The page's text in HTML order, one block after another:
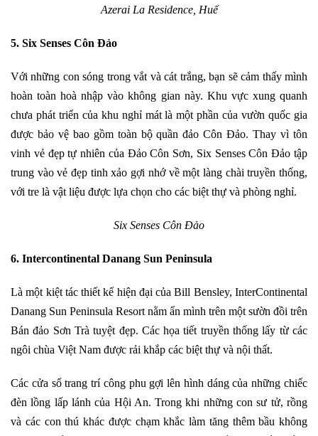
Azerai La Residence, Huế
5. Six Senses Côn Đảo
Với những con sóng trong vắt và cát trắng, bạn sẽ cảm thấy mình
hoàn toàn hoà nhập vào không gian này. Khu vực xung quanh
chưa phát triển của khu nghỉ mát là một phần của vườn quốc gia
được bảo vệ bao gồm toàn bộ quần đảo Côn Đảo. Thay vì tôn
vinh vẻ đẹp tự nhiên của Đảo Côn Sơn, Six Senses Côn Đảo tập
trung vào vẻ đẹp tinh xảo gợi nhớ về một làng chài truyền thống,
với tre là vật liệu được lựa chọn cho các biệt thự và phòng nghỉ.
Six Senses Côn Đảo
6. Intercontinental Danang Sun Peninsula
Là một kiệt tác thiết kế hiện đại của Bill Bensley, InterContinental
Danang Sun Peninsula Resort nằm ẩn mình trên một sườn đồi trên
Bán đảo Sơn Trà tuyệt đẹp. Các họa tiết truyền thống lấy từ các
ngôi chùa Việt Nam được rải khắp các biệt thự và nội thất.
Các cửa sổ trang trí công phu gợi lên hình dáng của những chiếc
đèn lồng lấp lánh của Hội An. Trong khi những con sư tử, rồng
và các con thú khác được chạm khắc làm tăng thêm bầu không